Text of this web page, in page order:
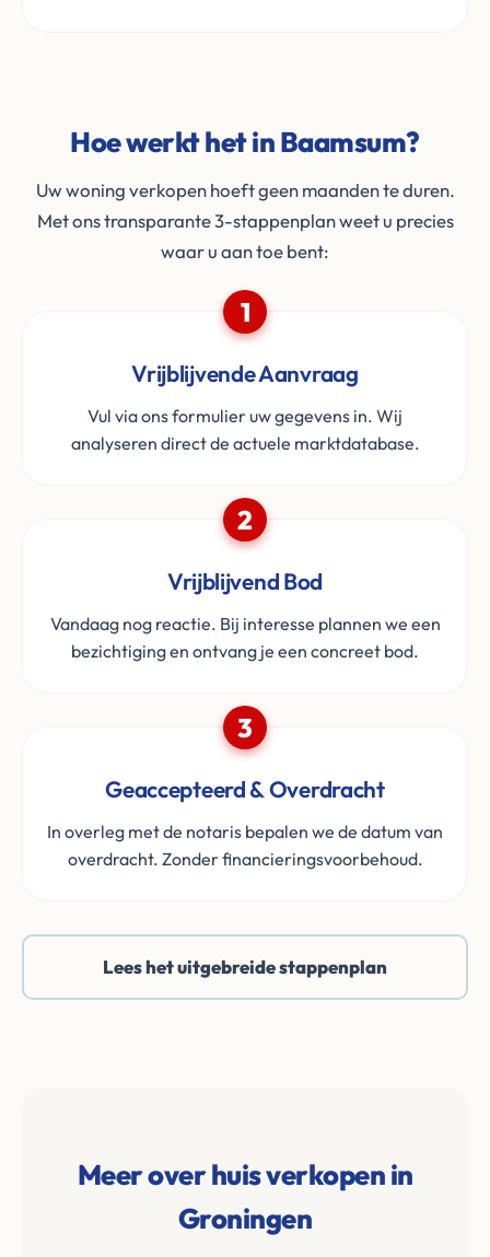
Hoe werkt het in Baamsum?
Uw woning verkopen hoeft geen maanden te duren.
Met ons transparante 3-stappenplan weet u precies
waar u aan toe bent:
1
Vrijblijvende Aanvraag
Vul via ons formulier uw gegevens in. Wij
analyseren direct de actuele marktdatabase.
2
Vrijblijvend Bod
Vandaag nog reactie. Bij interesse plannen we een
bezichtiging en ontvang je een concreet bod.
3
Geaccepteerd & Overdracht
In overleg met de notaris bepalen we de datum van
overdracht. Zonder financieringsvoorbehoud.
Lees het uitgebreide stappenplan
Meer over huis verkopen in
Groningen